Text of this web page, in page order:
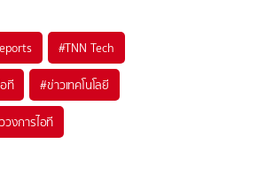
#TNN Tech
ที #ข่าวเทคโนโลยี
วงการไอที